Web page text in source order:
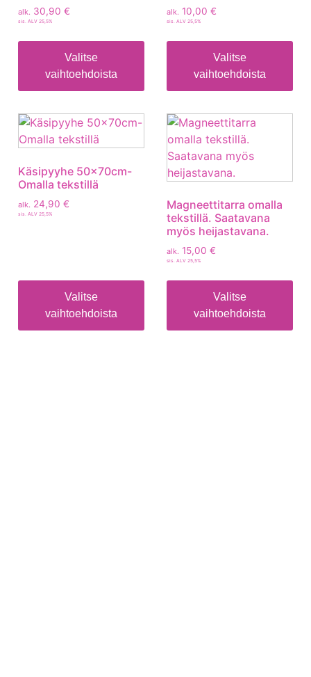
alk. 30,90 €
sis. ALV 25,5%
Valitse
vaihtoehdoista
alk. 10,00 €
sis. ALV 25,5%
Valitse
vaihtoehdoista
Käsipyyhe 50x70cm-
Omalla tekstillä
alk. 24,90 €
sis. ALV 25,5%
Valitse
vaihtoehdoista
Magneettitarra omalla
tekstillä. Saatavana
myös heijastavana.
alk. 15,00 €
sis. ALV 25,5%
Valitse
vaihtoehdoista